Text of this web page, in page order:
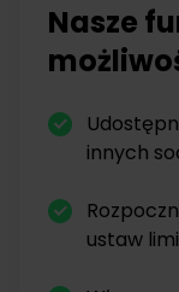
Nasze
innych
ustaw